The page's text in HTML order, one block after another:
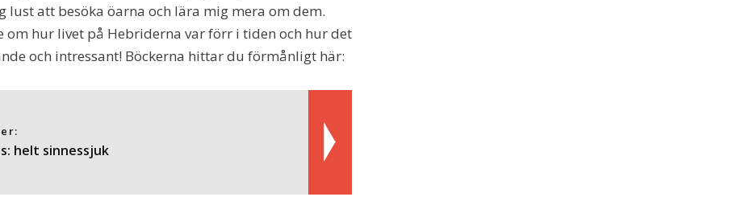
lust att besöka öarna och lära mig mera om dem.
om hur livet på Hebriderna var förr i tiden och hur det
och intressant! Böckerna hittar du förmånligt här:
helt sinnessjuk